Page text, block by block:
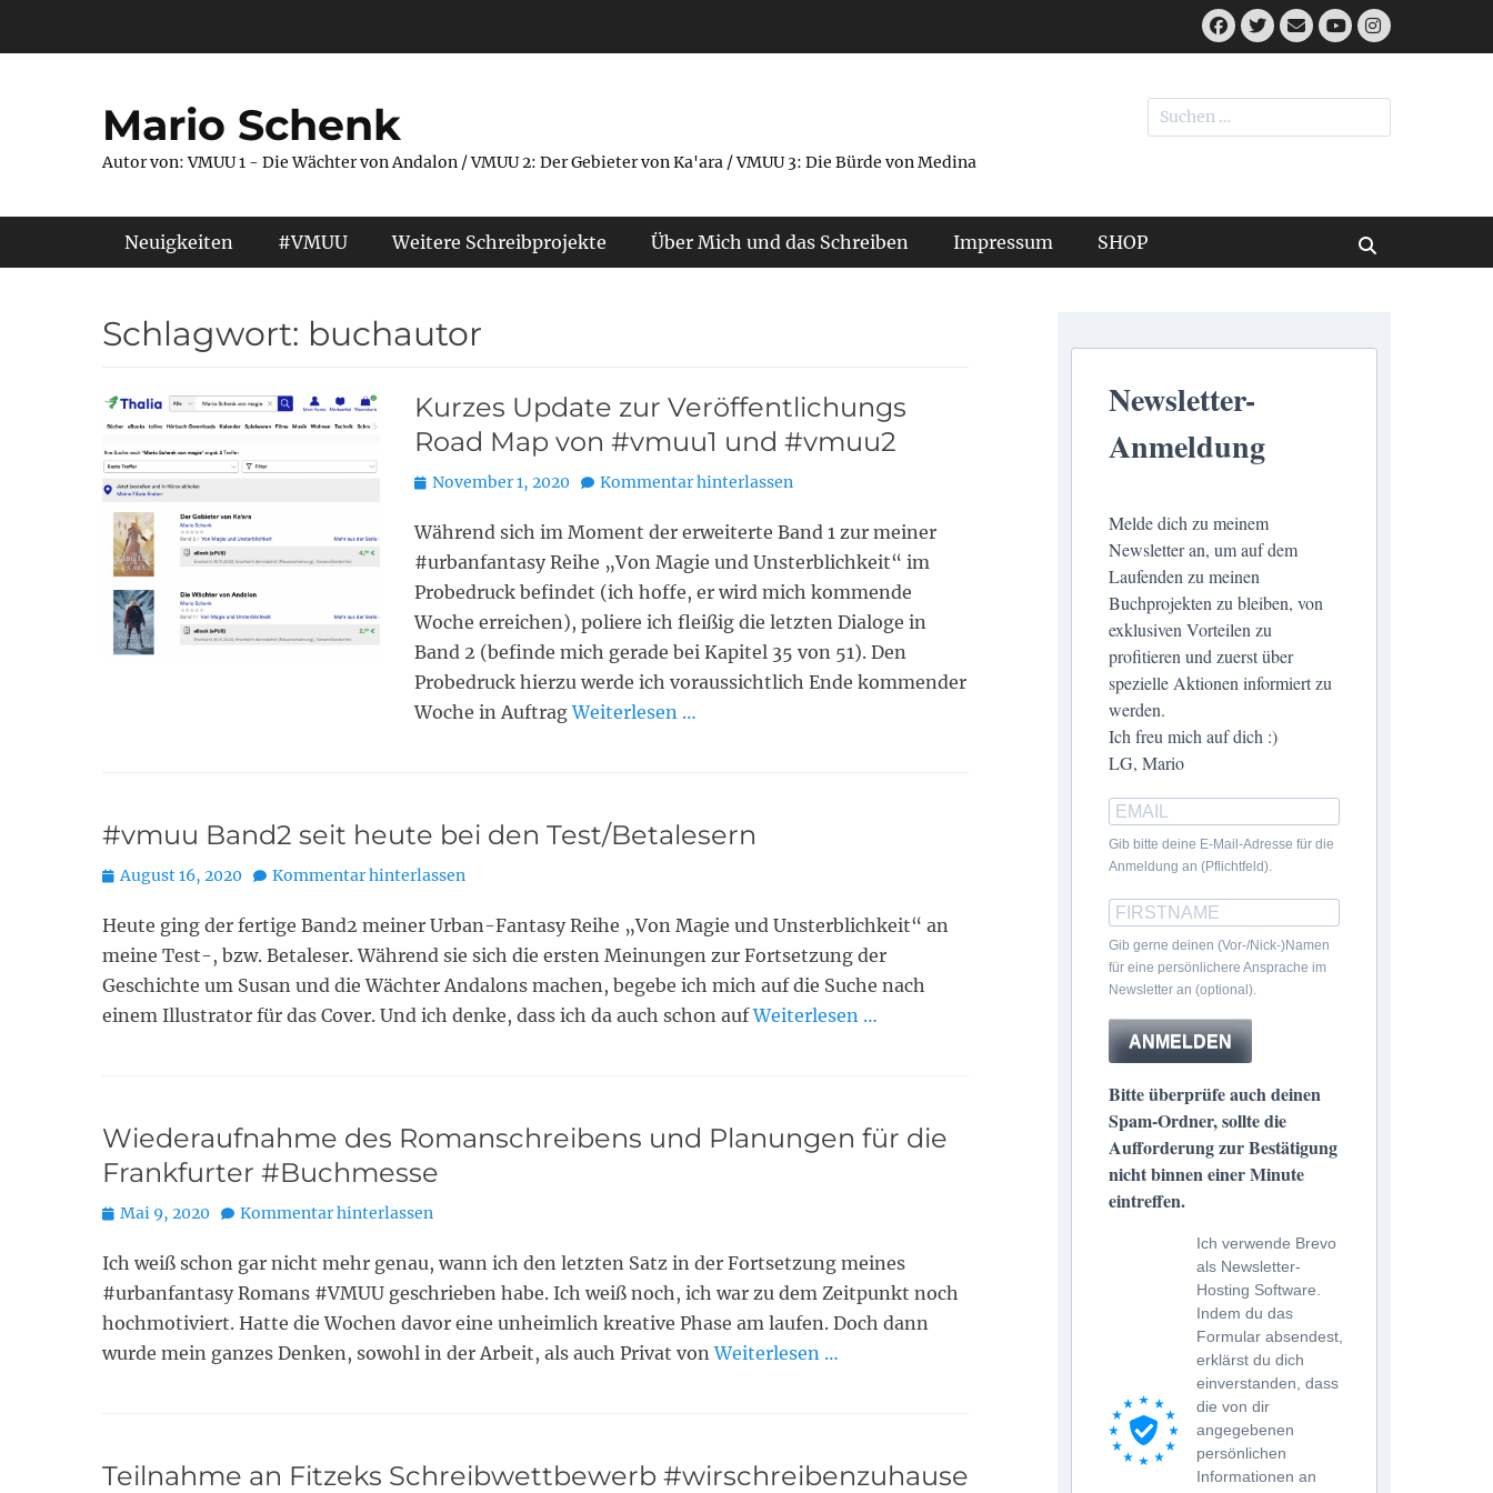
Facebook
Twitter
E-
MailYouTube
Instagram
Mario Schenk
Autor von: VMUU 1 - Die Wächter von Andalon / VMUU 2: Der Gebieter von Ka'ara / VMUU 3: Die Bürde von Medina
Suchen
nach:
Primäres Menü
Neuigkeiten #VMUU Weitere Schreibprojekte Über Mich und das Schreiben Impressum SHOP
Schlagwort: buchautor
Kurzes Update zur Veröffentlichungs
Road Map von #vmuu1 und #vmuu2
Posted
November 1, 2020 Kommentar hinterlassen
Während sich im Moment der erweiterte Band 1 zur meiner
#urbanfantasy Reihe „Von Magie und Unsterblichkeit“ im
Probedruck befindet (ich hoffe, er wird mich kommende
Woche erreichen), poliere ich fleißig die letzten Dialoge in
Band 2 (befinde mich gerade bei Kapitel 35 von 51). Den
Probedruck hierzu werde ich voraussichtlich Ende kommender
Woche in AuftragWeiterlesen …
#vmuu Band2 seit heute bei den Test/Betalesern
Posted
August 16, 2020 Kommentar hinterlassen
Heute ging der fertige Band2 meiner Urban-Fantasy Reihe „Von Magie und Unsterblichkeit“ an
meine Test-, bzw. Betaleser. Während sie sich die ersten Meinungen zur Fortsetzung der
Geschichte um Susan und die Wächter Andalons machen, begebe ich mich auf die Suche nach
einem Illustrator für das Cover. Und ich denke, dass ich da auch schon aufWeiterlesen …
Wiederaufnahme des Romanschreibens und Planungen für die
Frankfurter #Buchmesse
Posted
Mai 9, 2020 Kommentar hinterlassen
Ich weiß schon gar nicht mehr genau, wann ich den letzten Satz in der Fortsetzung meines
#urbanfantasy Romans #VMUU geschrieben habe. Ich weiß noch, ich war zu dem Zeitpunkt noch
hochmotiviert. Hatte die Wochen davor eine unheimlich kreative Phase am laufen. Doch dann
wurde mein ganzes Denken, sowohl in der Arbeit, als auch Privat vonWeiterlesen …
Teilnahme an Fitzeks Schreibwettbewerb #wirschreibenzuhause
Newsletter-
Anmeldung
Melde dich zu meinem
Newsletter an, um auf dem
Laufenden zu meinen
Buchprojekten zu bleiben, von
exklusiven Vorteilen zu
profitieren und zuerst über
spezielle Aktionen informiert zu
werden.
Ich freu mich auf dich :)
LG, Mario
Gib bitte deine E-Mail-Adresse für die
Anmeldung an (Pflichtfeld).
Gib gerne deinen (Vor-/Nick-)Namen
für eine persönlichere Ansprache im
Newsletter an (optional).
ANMELDEN
Bitte überprüfe auch deinen
Spam-Ordner, sollte die
Aufforderung zur Bestätigung
nicht binnen einer Minute
eintreffen.
Ich verwende Brevo
als Newsletter-
Hosting Software.
Indem du das
Formular absendest,
erklärst du dich
einverstanden, dass
die von dir
angegebenen
persönlichen
Informationen an